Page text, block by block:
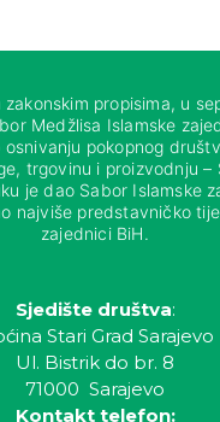
propisima, u
Medžlisa Islamske
pokopnog
trgovinu i proizvodnju –
je dao Sabor Islamske
najviše predstavničko
zajednici BiH.
Sjedište društva:
Stari Grad Sarajevo
Ul. Bistrik do br. 8
71000 Sarajevo
Kontakt telefon: